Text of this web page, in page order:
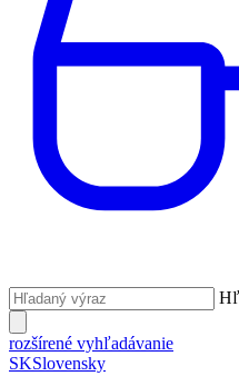
rozšírené vyhľadávanie
SKSlovensky